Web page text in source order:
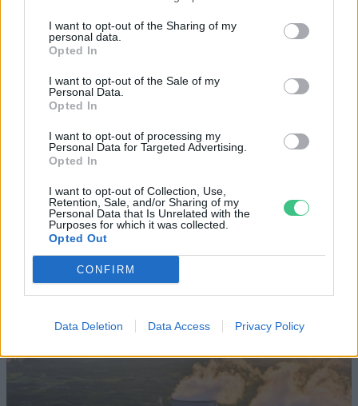
I want to opt-out of the Sharing of my
personal data.
Opted In
I want to opt-out of the Sale of my
Personal Data.
Opted In
I want to opt-out of processing my
Personal Data for Targeted Advertising.
Opted In
I want to opt-out of Collection, Use,
Retention, Sale, and/or Sharing of my
Personal Data that Is Unrelated with the
Purposes for which it was collected.
Opted Out
CONFIRM
Data Deletion Data Access Privacy Policy
elektromos repülőjáratok Európában
KÖZLEKEDÉS
Történelmi aszály sújtja Nagy-
Elképesztő felvétel mutatja meg,
mekkora a különbség az áradó és a
kiszáradó Duna között
ÉLŐ BOLYGÓNK